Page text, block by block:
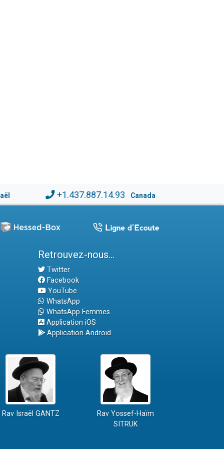
+1.437.887.14.93 Canada
Retrouvez-nous...
Twitter
Facebook
YouTube
WhatsApp
WhatsApp Femmes
Application iOS
Application Android
Rav Israël GANTZ
Rav Yossef-Haïm
SITRUK